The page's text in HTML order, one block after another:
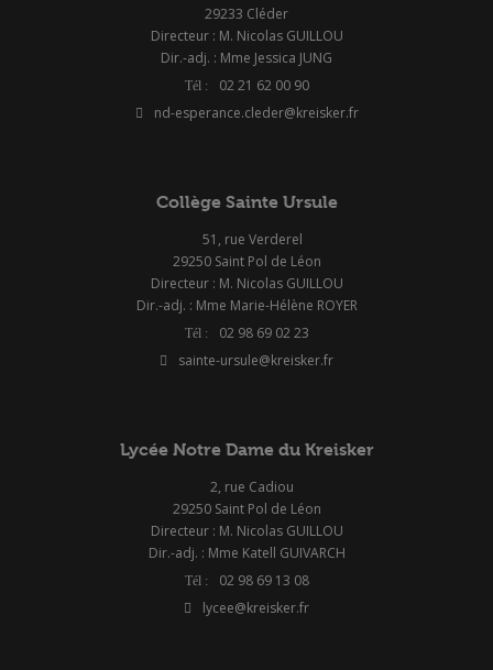
29233 Cléder
Directeur : M. Nicolas GUILLOU
Dir.-adj. : Mme Jessica JUNG
02 21 62 00 90
nd-esperance.cleder@kreisker.fr
Collège Sainte Ursule
51, rue Verderel
29250 Saint Pol de Léon
Directeur : M. Nicolas GUILLOU
Dir.-adj. : Mme Marie-Hélène ROYER
02 98 69 02 23
sainte-ursule@kreisker.fr
Lycée Notre Dame du Kreisker
2, rue Cadiou
29250 Saint Pol de Léon
Directeur : M. Nicolas GUILLOU
Dir.-adj. : Mme Katell GUIVARCH
02 98 69 13 08
lycee@kreisker.fr